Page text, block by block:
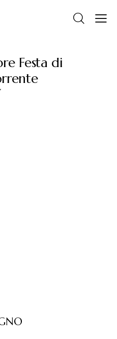
Festa di